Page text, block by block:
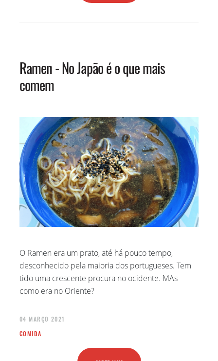
Ramen - No Japão é o que mais
comem
O Ramen era um prato, até há pouco tempo,
desconhecido pela maioria dos portugueses. Tem
tido uma crescente procura no ocidente. MAs
como era no Oriente?
04 MARÇO 2021
COMIDA